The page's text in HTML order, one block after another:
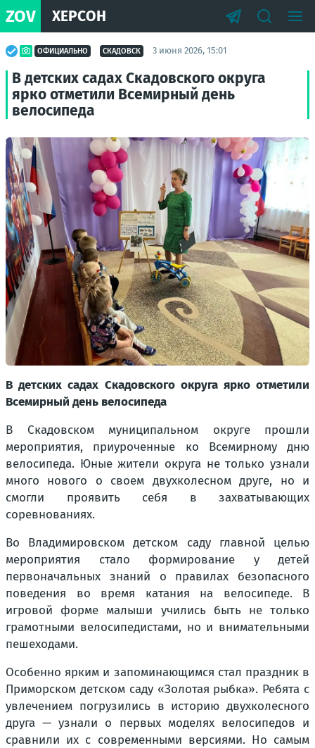
ZOV ХЕРСОН
ОФИЦИАЛЬНО СКАДОВСК 3 июня 2026, 15:01
В детских садах Скадовского округа
ярко отметили Всемирный день
велосипеда
В детских садах Скадовского округа ярко отметили
Всемирный день велосипеда
В Скадовском муниципальном округе прошли
мероприятия, приуроченные ко Всемирному дню
велосипеда. Юные жители округа не только узнали
много нового о своем двухколесном друге, но и
смогли проявить себя в захватывающих
соревнованиях.
Во Владимировском детском саду главной целью
мероприятия стало формирование у детей
первоначальных знаний о правилах безопасного
поведения во время катания на велосипеде. В
игровой форме малыши учились быть не только
грамотными велосипедистами, но и внимательными
пешеходами.
Особенно ярким и запоминающимся стал праздник в
Приморском детском саду «Золотая рыбка». Ребята с
увлечением погрузились в историю двухколесного
друга — узнали о первых моделях велосипедов и
сравнили их с современными версиями. Но самым